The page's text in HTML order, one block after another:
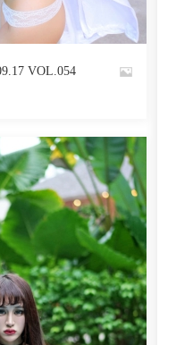
690 阅读 回复
VOL.054